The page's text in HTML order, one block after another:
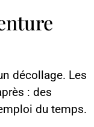
décollage. Les
: des
du temps.